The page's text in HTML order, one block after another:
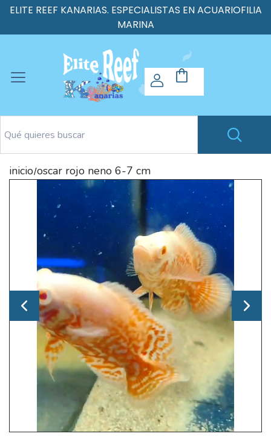
ELITE REEF KANARIAS. ESPECIALISTAS EN ACUARIOFILIA
MARINA
inicio/oscar rojo neno 6-7 cm